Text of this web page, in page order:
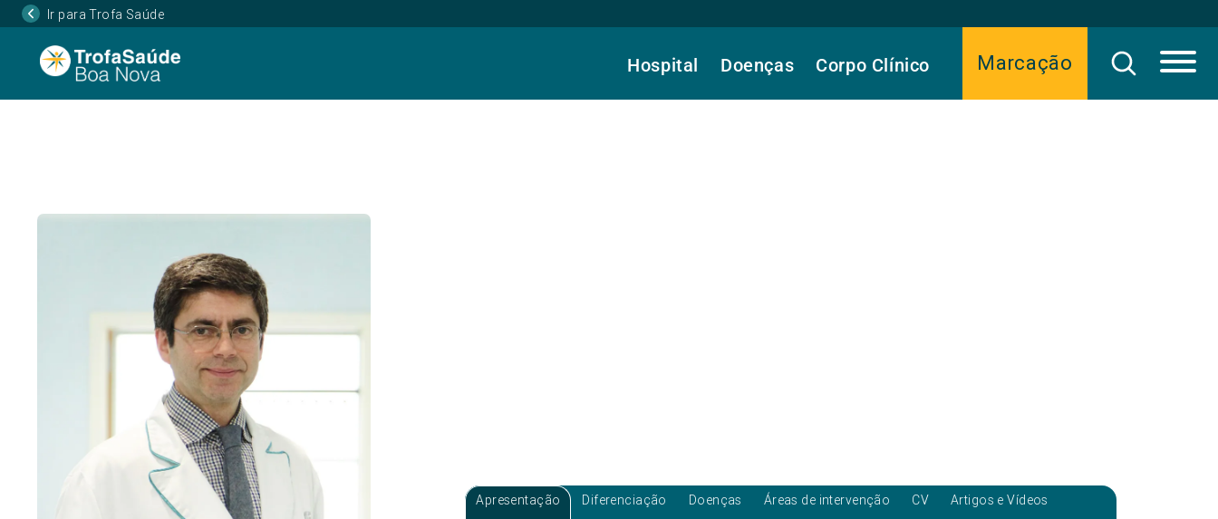
Ir para Trofa Saúde
Marcação
Hospital Doenças Corpo Clínico
Apresentação Diferenciação Doenças Áreas de intervenção CV Artigos e Vídeos